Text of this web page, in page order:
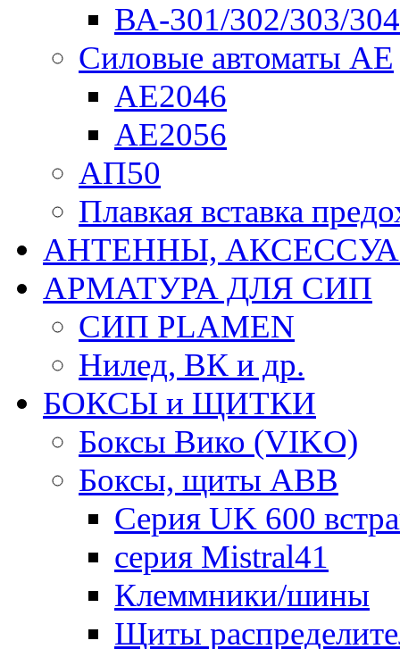
ВА-301/302/303/
Силовые автоматы АЕ
АЕ2046
АЕ2056
АП50
Плавкая вставка
АНТЕННЫ,
АРМАТУРА ДЛЯ СИП
СИП PLAMEN
Нилед, ВК и др.
БОКСЫ и ЩИТКИ
Боксы Вико (VIKO)
Боксы, щиты ABB
Серия UK 600
серия Mistral41
Клеммники/шины
Щиты